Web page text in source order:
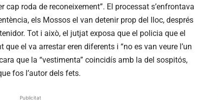
roda de reconeixement”. El processat s’enfrontava
els Mossos el van detenir prop del lloc, després
Tot i això, el jutjat exposa que el policia que el
el va arrestar eren diferents i “no es van veure l’un
que la “vestimenta” coincidís amb la del sospitós,
fos l’autor dels fets.
Publicitat